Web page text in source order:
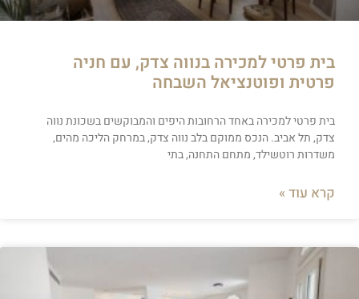
בית פרטי למכירה בנווה צדק, עם חניה
פרטית ופוטנציאל השבחה
בית פרטי למכירה באחד הרחובות היפים והמבוקשים בשכונת נווה
צדק, תל אביב. הנכס ממוקם בלב נווה צדק, במרחק הליכה מהים,
משדרות רוטשילד, מתחם התחנה, בתי
קרא עוד »